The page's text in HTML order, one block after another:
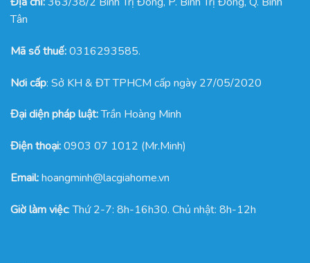
Tân
Mã số thuế:0316293585.
Nơi cấp: Sở KH & ĐT TPHCM cấp ngày 27/05/2020
Đại diện pháp luật:Trần Hoàng Minh
Điện thoại:0903 07 1012 (Mr.Minh)
Email:hoangminh@lacgiahome.vn
Giờ làm việc: Thứ 2-7: 8h-16h30. Chủ nhật: 8h-12h